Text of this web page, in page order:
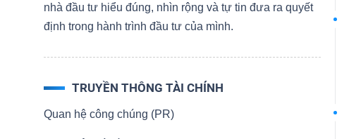
nhà đầu tư hiểu đúng, nhìn rộng và tự tin đưa ra quyết
định trong hành trình đầu tư của mình.
TRUYỀN THÔNG TÀI CHÍNH
Quan hệ công chúng (PR)
DÙNG